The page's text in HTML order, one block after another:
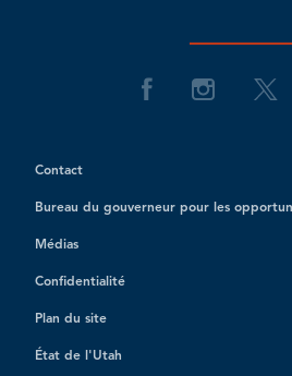
Contact
Bureau du gouverneur pour les
Médias
Confidentialité
Plan du site
État de l'Utah